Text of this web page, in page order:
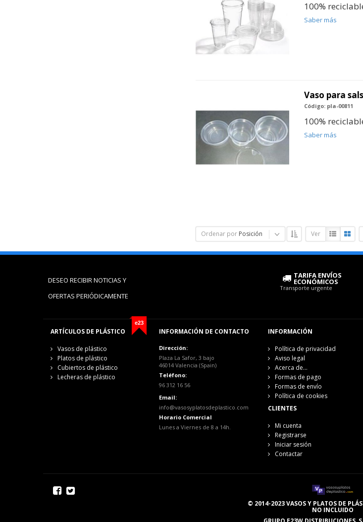
100%
Saber más
Vaso para
Código: pla-00811
100%
Saber más
Ordenar por Posición Ver
DESEO RECIBIR NOTICIAS Y
OFERTAS PERIÓDICAMENTE
TARIFA ENVÍOS
ECONÓMICOS
Transporte urgente
e23
ARTÍCULOS DE PLÁSTICO
Vasos de plástico
Platos de plástico
Cubiertos de plástico
Lecheras de plástico
INFORMACIÓN DE CONTACTO
Dirección:
Plaza La Safor, 3 bajo
46014 Valencia (Spain)
Teléfono:
96 312 16 56
Email:
info@vasosyplatosdeplastico.com
Horario Comercial
Lunes a Viernes de 8 a 14h.
INFORMACIÓN
Política de privacidad
Aviso legal
Acerca de...
Formas de pago
Formas de envío
Política de cookies
CLIENTES
Mi cuenta
Registrarse
Iniciar sesión
Contactar
© 2014-2023 VASOS Y PLATOS DE
NO INCLUIDO